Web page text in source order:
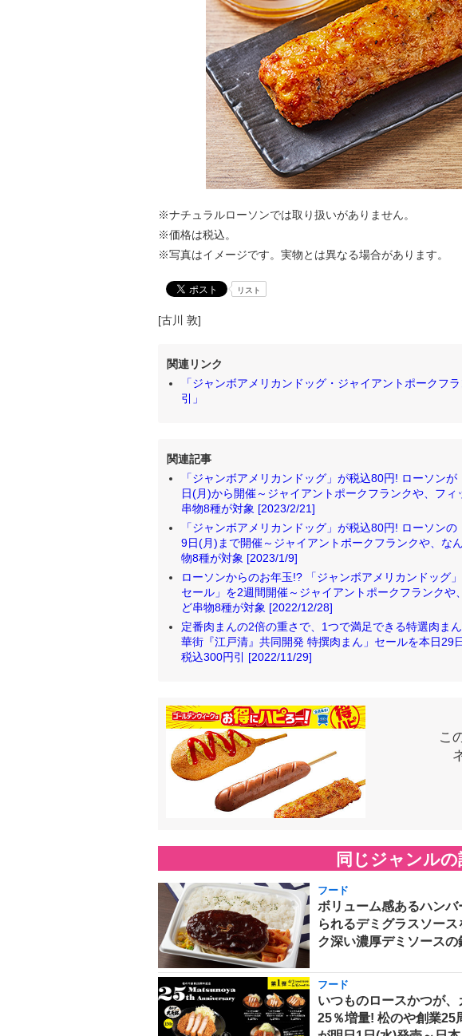
※ナチュラルローソンでは取り扱いがありません。
※価格は税込。
※写真はイメージです。実物とは異なる場合があります。
リスト
[古川 敦]
関連リンク
「ジャンボアメリカンドッグ・ジャイアントポークフ
引」
関連記事
「ジャンボアメリカンドッグ」が税込80円! ローソン
日(月)から開催～ジャイアントポークフランクや、フ
串物8種が対象 [2023/2/21]
「ジャンボアメリカンドッグ」が税込80円! ローソン
9日(月)まで開催～ジャイアントポークフランクや、な
物8種が対象 [2023/1/9]
ローソンからのお年玉!? 「ジャンボアメリカンドッグ
セール」を2週間開催～ジャイアントポークフランク
ど串物8種が対象 [2022/12/28]
定番肉まんの2倍の重さで、1つで満足できる特選肉ま
華街『江戸清』共同開発 特撰肉まん」セールを本日29
税込300円引 [2022/11/29]
こ
同じジャンルの
フード
ボリューム感あるハン
られるデミグラスソー
ク深い濃厚デミソース
フード
いつものロースかつが
25％増量! 松のや創業25